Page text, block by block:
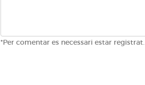
*Per comentar es necessari estar registrat.